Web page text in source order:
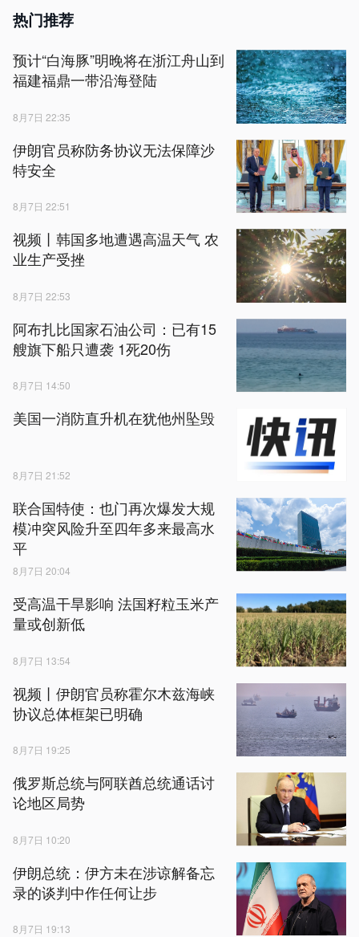
热门推荐
预计“白海豚”明晚将在浙江舟山到
福建福鼎一带沿海登陆
8月7日 22:35
伊朗官员称防务协议无法保障沙
特安全
8月7日 22:51
视频丨韩国多地遭遇高温天气 农
业生产受挫
8月7日 22:53
阿布扎比国家石油公司：已有15
艘旗下船只遭袭 1死20伤
8月7日 14:50
美国一消防直升机在犹他州坠毁
8月7日 21:52
联合国特使：也门再次爆发大规
模冲突风险升至四年多来最高水
平
8月7日 20:04
受高温干旱影响 法国籽粒玉米产
量或创新低
8月7日 13:54
视频丨伊朗官员称霍尔木兹海峡
协议总体框架已明确
8月7日 19:25
俄罗斯总统与阿联酋总统通话讨
论地区局势
8月7日 10:20
伊朗总统：伊方未在涉谅解备忘
录的谈判中作任何让步
8月7日 19:13